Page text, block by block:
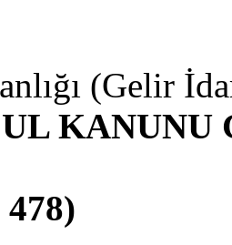
(Gelir
KANUNU